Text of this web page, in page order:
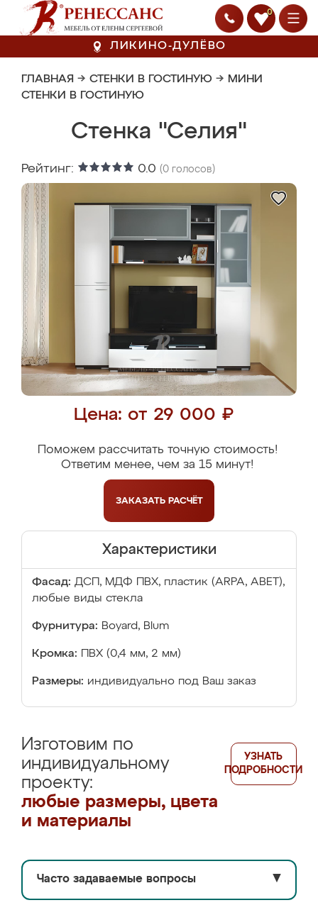
0
ЛИКИНО-ДУЛЁВО
ГЛАВНАЯ → СТЕНКИ В ГОСТИНУЮ → МИНИ
СТЕНКИ В ГОСТИНУЮ
Стенка "Селия"
Рейтинг: 0.0 (0 голосов)
Цена: от 29 000 ₽
Поможем рассчитать точную стоимость!
Ответим менее, чем за 15 минут!
ЗАКАЗАТЬ РАСЧЁТ
Характеристики
Фасад: ДСП, МДФ ПВХ, пластик (ARPA, ABET),
любые виды стекла
Фурнитура: Boyard, Blum
Кромка: ПВХ (0,4 мм, 2 мм)
Размеры: индивидуально под Ваш заказ
Изготовим по
индивидуальному
проекту:
любые размеры, цвета
и материалы
УЗНАТЬ
ПОДРОБНОСТИ
Часто задаваемые вопросы ▼